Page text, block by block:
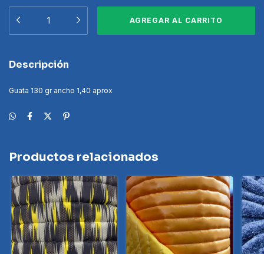
Descripción
Guata 130 gr ancho 1,40 aprox
Productos relacionados